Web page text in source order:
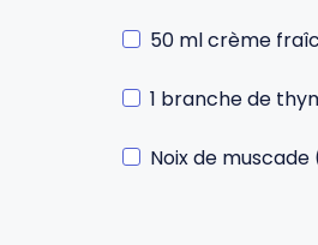
50 ml crème
1 branche de
Noix de